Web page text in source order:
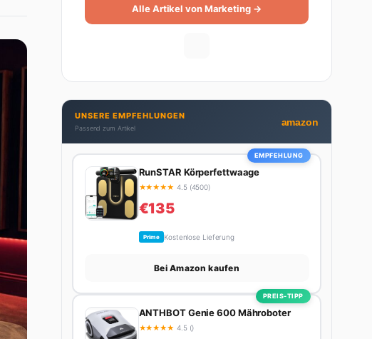
Alle Artikel von Marketing →
UNSERE EMPFEHLUNGEN
Passend zum Artikel
amazon
EMPFEHLUNG
RunSTAR Körperfettwaage
★★★★★ 4.5 (4500)
€135
Prime Kostenlose Lieferung
Bei Amazon kaufen
PREIS-TIPP
ANTHBOT Genie 600 Mähroboter
★★★★★ 4.5 ()